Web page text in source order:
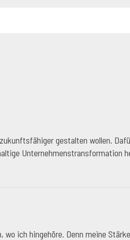
gestalten wollen.
Unternehmenstransformation
ich hingehöre. Denn meine